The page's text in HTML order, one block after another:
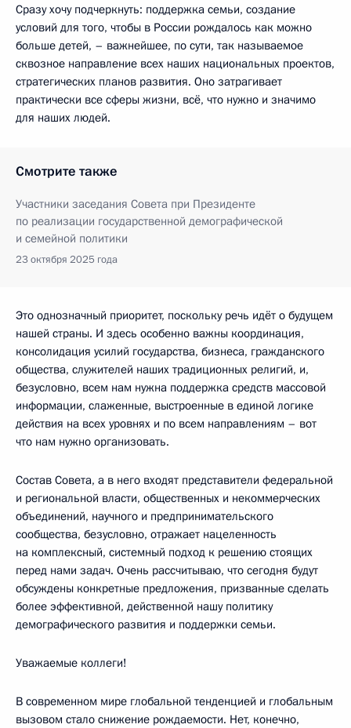
Сразу хочу подчеркнуть: поддержка семьи, создание
условий для того, чтобы в России рождалось как можно
больше детей, – важнейшее, по сути, так называемое
сквозное направление всех наших национальных проектов,
стратегических планов развития. Оно затрагивает
практически все сферы жизни, всё, что нужно и значимо
для наших людей.
Смотрите также
Участники заседания Совета при Президенте
по реализации государственной демографической
и семейной политики
23 октября 2025 года
Это однозначный приоритет, поскольку речь идёт о будущем
нашей страны. И здесь особенно важны координация,
консолидация усилий государства, бизнеса, гражданского
общества, служителей наших традиционных религий, и,
безусловно, всем нам нужна поддержка средств массовой
информации, слаженные, выстроенные в единой логике
действия на всех уровнях и по всем направлениям – вот
что нам нужно организовать.
Состав Совета, а в него входят представители федеральной
и региональной власти, общественных и некоммерческих
объединений, научного и предпринимательского
сообщества, безусловно, отражает нацеленность
на комплексный, системный подход к решению стоящих
перед нами задач. Очень рассчитываю, что сегодня будут
обсуждены конкретные предложения, призванные сделать
более эффективной, действенной нашу политику
демографического развития и поддержки семьи.
Уважаемые коллеги!
В современном мире глобальной тенденцией и глобальным
вызовом стало снижение рождаемости. Нет, конечно,